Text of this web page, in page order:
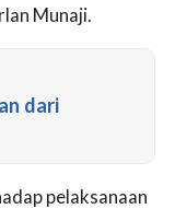
Munaji.
dari
pelaksanaan